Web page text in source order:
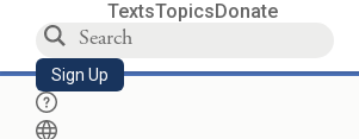
TextsTopicsDonate
Sign Up